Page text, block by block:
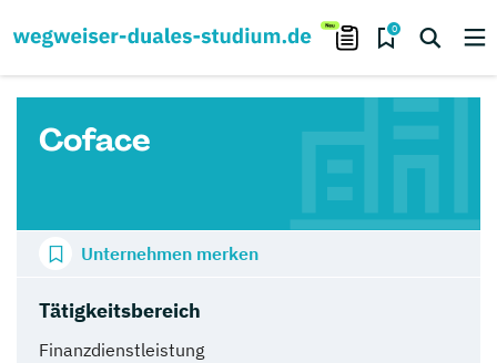
0
Coface
Tätigkeitsbereich
Finanzdienstleistung
Unternehmen merken